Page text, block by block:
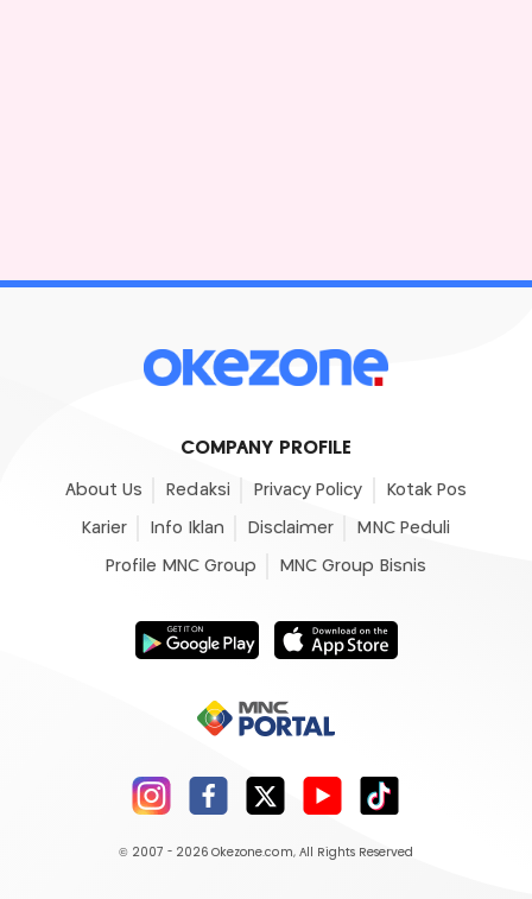
COMPANY PROFILE
About Us Redaksi Privacy Policy Kotak Pos
Karier Info Iklan Disclaimer MNC Peduli
Profile MNC Group MNC Group Bisnis
© 2007 - 2026 Okezone.com, All Rights Reserved